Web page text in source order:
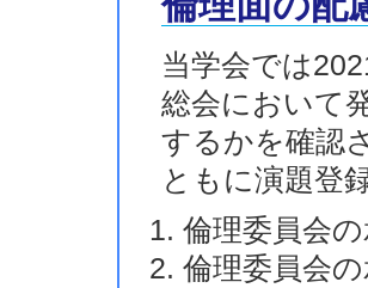
当学会では
総会において
するかを確認
ともに演題登
倫理委員会
倫理委員会